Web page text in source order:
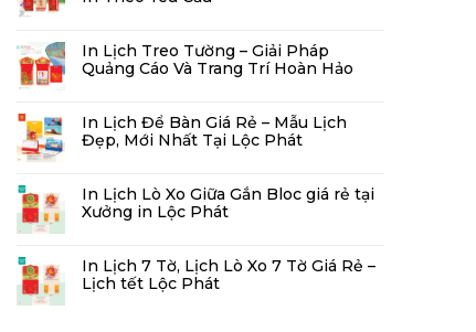
In Lịch Treo Tường – Giải Pháp
Quảng Cáo Và Trang Trí Hoàn Hảo
In Lịch Để Bàn Giá Rẻ – Mẫu Lịch
Đẹp, Mới Nhất Tại Lộc Phát
In Lịch Lò Xo Giữa Gắn Bloc giá rẻ tại
Xưởng in Lộc Phát
In Lịch 7 Tờ, Lịch Lò Xo 7 Tờ Giá Rẻ –
Lịch tết Lộc Phát